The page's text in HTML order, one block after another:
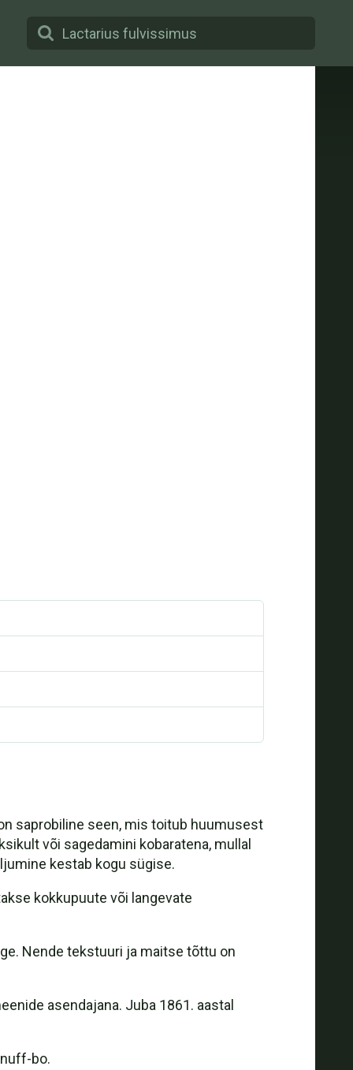
saprobiline seen, mis toitub huumusest
või sagedamini kobaratena, mullal
kestab kogu sügise.
kokkupuute või langevate
Nende tekstuuri ja maitse tõttu on
asendajana. Juba 1861. aastal
bo.